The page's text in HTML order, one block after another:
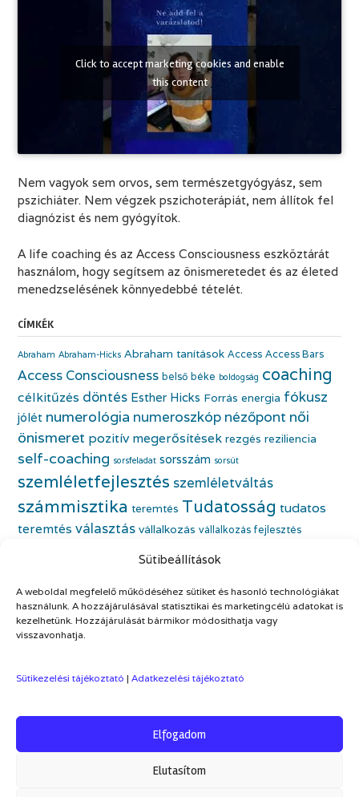
Sütibeállítások
A weboldal megfelelő működéséhez sütiket és hasonló technológiákat
használunk. A hozzájárulásával statisztikai és marketingcélú adatokat is
kezelhetünk. Hozzájárulását bármikor módosíthatja vagy
visszavonhatja.
Sütikezelési tájékoztató | Adatkezelési tájékoztató
Elfogadom
Elutasítom
Click to accept marketing cookies and enable
this content
Nem vagyok sem orvos, sem természetgyógyász, sem
pszichiáter. Nem végzek pszichoterápiát, nem állítok fel
diagnózist és nem gyógyítok.
A life coaching és az Access Consciousness eszköztárát
használom, hogy segítsem az önismeretedet és az életed
menedzselésének könnyedebbé tételét.
CÍMKÉK
Abraham Abraham-Hicks Abraham tanítások Access Access Bars
Access Consciousness belső béke boldogság coaching
célkitűzés döntés Esther Hicks Forrás energia fókusz
jólét numerológia numeroszkóp nézőpont női
önismeret pozitív megerősítések rezgés reziliencia
self-coaching sorsfeladat sorsszám sorsút
szemléletfejlesztés szemléletváltás
számmisztika teremtés Tudatosság tudatos
teremtés választás vállalkozás vállalkozás fejlesztés
önismeret önszeretet önértékelés
Theme byOut the Box